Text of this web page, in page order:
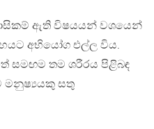
ඇති විෂයයන් වශයෙන්
අභියෝග එල්ල විය.
සමඟම තම ශරීරය පිළිබඳ
මනුෂ්‍යයකු සතු